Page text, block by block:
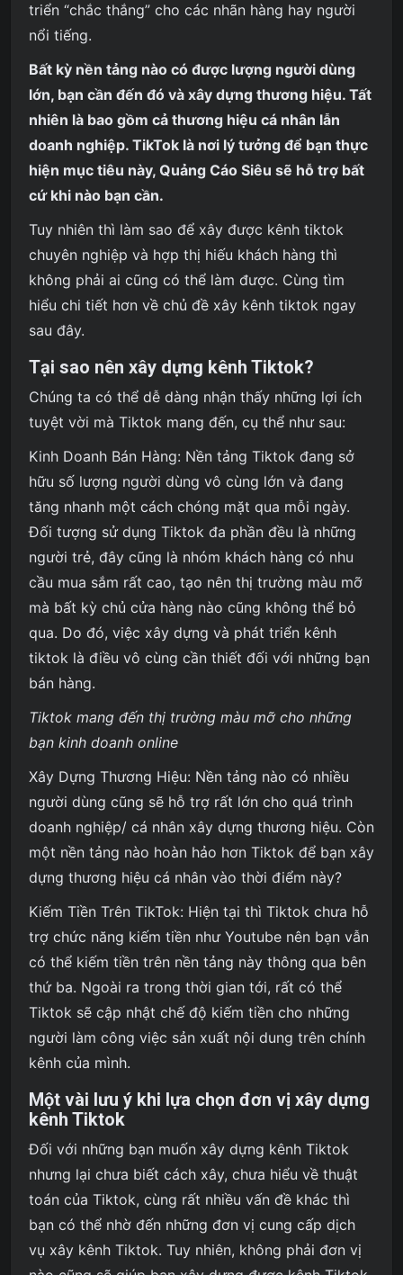
triển “chắc thắng” cho các nhãn hàng hay người
nổi tiếng.
Bất kỳ nền tảng nào có được lượng người dùng
lớn, bạn cần đến đó và xây dựng thương hiệu. Tất
nhiên là bao gồm cả thương hiệu cá nhân lẫn
doanh nghiệp. TikTok là nơi lý tưởng để bạn thực
hiện mục tiêu này, Quảng Cáo Siêu sẽ hỗ trợ bất
cứ khi nào bạn cần.
Tuy nhiên thì làm sao để xây được kênh tiktok
chuyên nghiệp và hợp thị hiếu khách hàng thì
không phải ai cũng có thể làm được. Cùng tìm
hiểu chi tiết hơn về chủ đề xây kênh tiktok ngay
sau đây.
Tại sao nên xây dựng kênh Tiktok?
Chúng ta có thể dễ dàng nhận thấy những lợi ích
tuyệt vời mà Tiktok mang đến, cụ thể như sau:
Kinh Doanh Bán Hàng: Nền tảng Tiktok đang sở
hữu số lượng người dùng vô cùng lớn và đang
tăng nhanh một cách chóng mặt qua mỗi ngày.
Đối tượng sử dụng Tiktok đa phần đều là những
người trẻ, đây cũng là nhóm khách hàng có nhu
cầu mua sắm rất cao, tạo nên thị trường màu mỡ
mà bất kỳ chủ cửa hàng nào cũng không thể bỏ
qua. Do đó, việc xây dựng và phát triển kênh
tiktok là điều vô cùng cần thiết đối với những bạn
bán hàng.
Tiktok mang đến thị trường màu mỡ cho những
bạn kinh doanh online
Xây Dựng Thương Hiệu: Nền tảng nào có nhiều
người dùng cũng sẽ hỗ trợ rất lớn cho quá trình
doanh nghiệp/ cá nhân xây dựng thương hiệu. Còn
một nền tảng nào hoàn hảo hơn Tiktok để bạn xây
dựng thương hiệu cá nhân vào thời điểm này?
Kiếm Tiền Trên TikTok: Hiện tại thì Tiktok chưa hỗ
trợ chức năng kiếm tiền như Youtube nên bạn vẫn
có thể kiếm tiền trên nền tảng này thông qua bên
thứ ba. Ngoài ra trong thời gian tới, rất có thể
Tiktok sẽ cập nhật chế độ kiếm tiền cho những
người làm công việc sản xuất nội dung trên chính
kênh của mình.
Một vài lưu ý khi lựa chọn đơn vị xây dựng
kênh Tiktok
Đối với những bạn muốn xây dựng kênh Tiktok
nhưng lại chưa biết cách xây, chưa hiểu về thuật
toán của Tiktok, cùng rất nhiều vấn đề khác thì
bạn có thể nhờ đến những đơn vị cung cấp dịch
vụ xây kênh Tiktok. Tuy nhiên, không phải đơn vị